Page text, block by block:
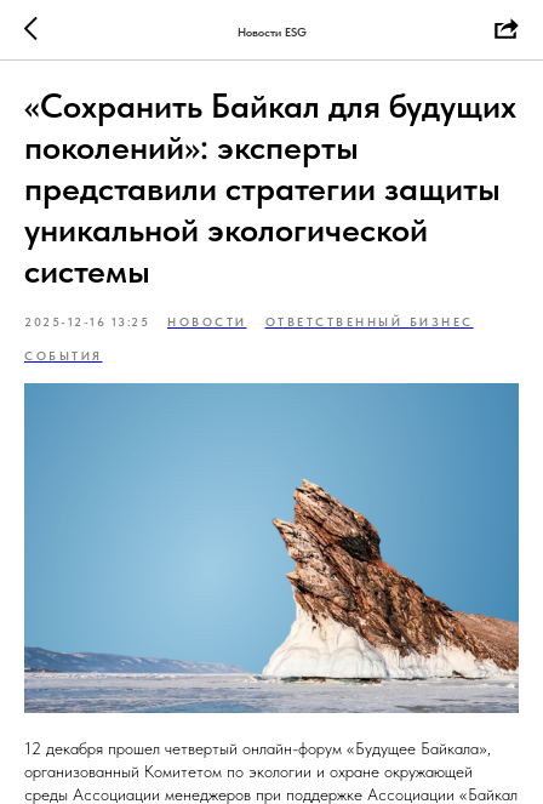
Новости ESG
«Сохранить Байкал для будущих
поколений»: эксперты
представили стратегии защиты
уникальной экологической
системы
2025-12-16 13:25 НОВОСТИ ОТВЕТСТВЕННЫЙ БИЗНЕС
СОБЫТИЯ
12 декабря прошел четвертый онлайн-форум «Будущее Байкала»,
организованный Комитетом по экологии и охране окружающей
среды Ассоциации менеджеров при поддержке Ассоциации «Байкал